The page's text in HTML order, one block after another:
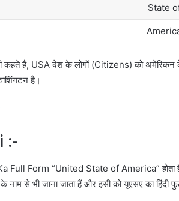
State
हैं, USA देश के लोगों (Citizens) को अमेरिकन के
है।
:-
Ka Full Form “United State of America”
नाम से भी जाना जाता हैं और इसी को यूएसए का हिंदी